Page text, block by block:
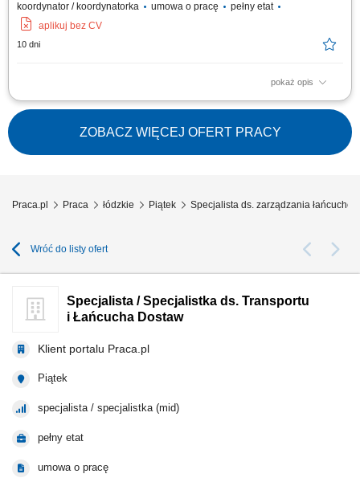
koordynator / koordynatorka umowa o pracę
pełny etat
aplikuj bez CV
10 dni
pokaż opis
Koordynowanie planu produkcji we współpracy z kierownikiem produkcji.
Planowanie i optymalizacja przepływu materiałów. Koordynowanie
zakupów i dostaw surowców oraz opakowań. Organizacja wysyłek
gotowych produktów. Nadzór nad procesem pakowania i prawidłowym
etykietowaniem produktów,...
ZOBACZ WIĘCEJ OFERT PRACY
Praca.pl Praca łódzkie Piątek Specjalista ds. zarządzania
Wróć do listy ofert
Specjalista / Specjalistka ds. Transportu
i Łańcucha Dostaw
Klient portalu Praca.pl
Piątek
specjalista / specjalistka (mid)
pełny etat
umowa o pracę